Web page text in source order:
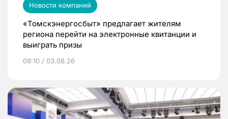
Новости компаний
«Томскэнергосбыт» предлагает жителям
региона перейти на электронные квитанции и
выиграть призы
09:10 / 03.08.26